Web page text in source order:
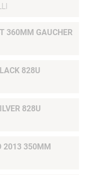
360MM GAUCHER
828U
828U
2013 350MM